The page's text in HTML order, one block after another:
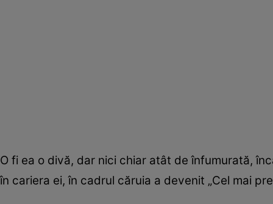
O fi ea o divă, dar nici chiar atât de înfumurată,
în cariera ei, în cadrul căruia a devenit „Cel mai